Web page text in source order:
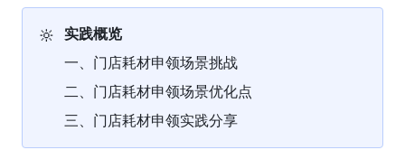
🔆
实践概览
一、门店耗材申领场景挑战
二、门店耗材申领场景优化点
三、门店耗材申领实践分享